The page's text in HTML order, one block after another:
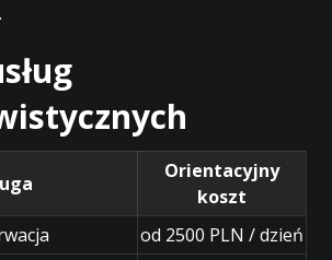
Orientacyjny
koszt
od 2500 PLN / dzień